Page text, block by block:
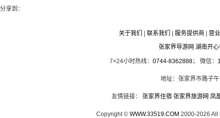
分享到：
关于我们 联系我们 服务提供商
营
张家界导游网 湖南开
7×24小时热线： 0744-8362888； 微信：
地址：张家界市路子
友情链接： 张家界住宿 张家界旅游网 凤
Copyright © WWW.33519.COM 2000-2026 All